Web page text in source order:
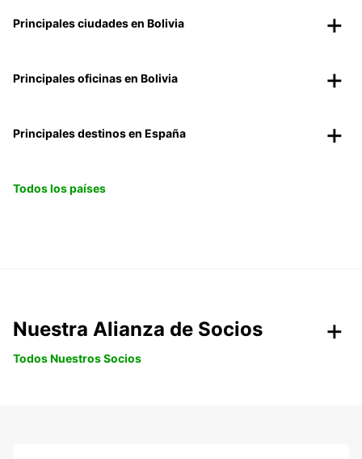
Principales ciudades en Bolivia
Principales oficinas en Bolivia
Principales destinos en España
Todos los países
Nuestra Alianza de Socios
Todos Nuestros Socios